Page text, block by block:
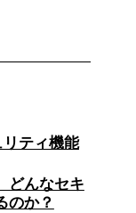
ティ機能
どんなセキ
のか？